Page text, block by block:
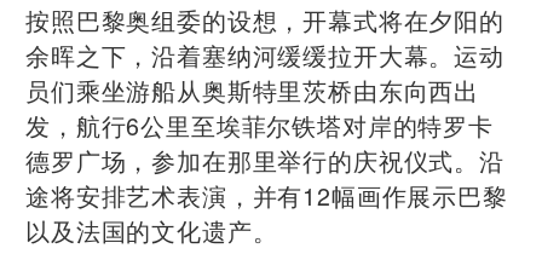
按照巴黎奥组委的设想，开幕式将在夕阳的
余晖之下，沿着塞纳河缓缓拉开大幕。运动
员们乘坐游船从奥斯特里茨桥由东向西出
发，航行6公里至埃菲尔铁塔对岸的特罗卡
德罗广场，参加在那里举行的庆祝仪式。沿
途将安排艺术表演，并有12幅画作展示巴黎
以及法国的文化遗产。